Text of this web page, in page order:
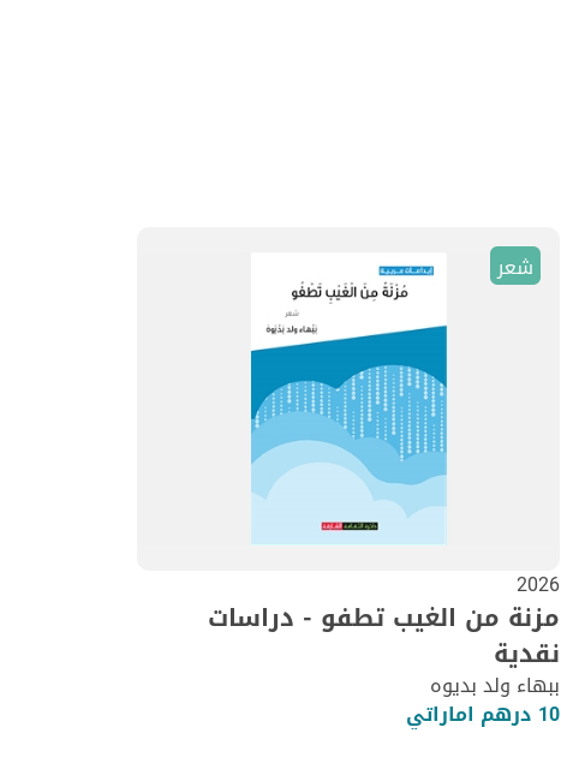
شعر
2026
مزنة من الغيب تطفو - دراسات
نقدية
ببهاء ولد بديوه
10 درهم اماراتي